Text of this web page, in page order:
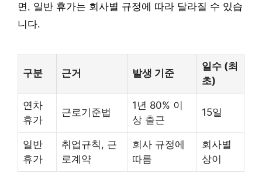
면, 일반 휴가는 회사별 규정에 따라 달라질 수 있습
니다.
구분 근거 발생 기준
일수 (최
초)
연차
휴가
근로기준법
1년 80% 이
상 출근
15일
일반
휴가
취업규칙, 근
로계약
회사 규정에
따름
회사별
상이